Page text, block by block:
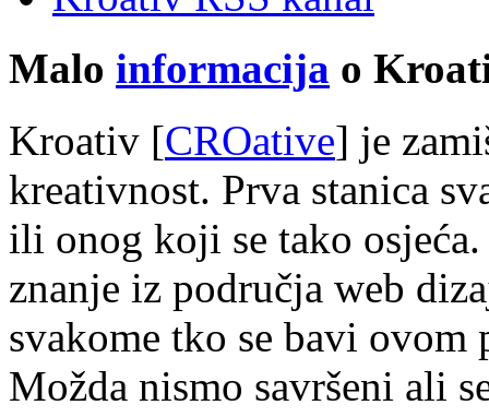
Malo informacija o
Kroativ [CROative] je
kreativnost. Prva stanica
ili onog koji se tako
znanje iz područja web
svakome tko se bavi
Možda nismo savršeni ali